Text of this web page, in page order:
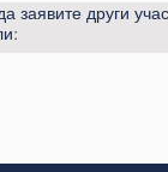
заявите други